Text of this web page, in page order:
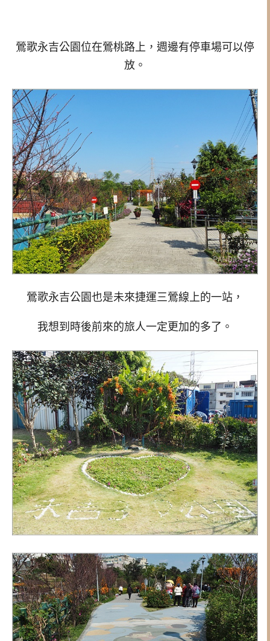
鶯歌永吉公園位在鶯桃路上，週邊有停車場可以停
放。
鶯歌永吉公園也是未來捷運三鶯線上的一站，
我想到時後前來的旅人一定更加的多了。